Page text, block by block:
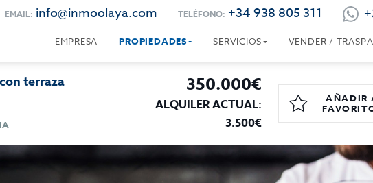
EMAIL: info@inmoolaya.com TELÉFONO: +34 938 805 311
EMPRESA PROPIEDADES SERVICIOS VENDER /
terraza
350.000€
ALQUILER ACTUAL:
3.500€
AÑADIR